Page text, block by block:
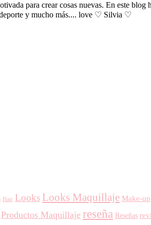
para crear cosas nuevas. En este blog
y mucho más.... love ♡ Silvia ♡
Hair Looks Looks Maquillaje Make-up
Productos Maquillaje reseña Reseñas